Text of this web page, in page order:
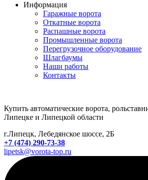
Информация
Гаражные ворота
Откатные ворота
Распашные ворота
Промышленные ворота
Перегрузочное оборудование
Шлагбаумы
Наши работы
Контакты
Купить автоматические ворота,
Липецке и Липецкой области
г.Липецк, Лебедянское шоссе, 2Б
+7 (474) 290-73-38
lipetsk@vorota-top.ru